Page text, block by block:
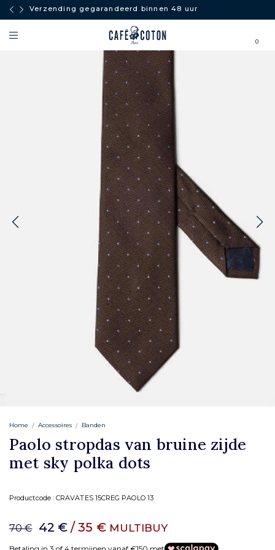
Verzending gegarandeerd binnen 48 uur
0
Home Accessoires Banden
Paolo stropdas van bruine zijde
met sky polka dots
Productcode :CRAVATES 15CREG PAOLO 13
70 € 42 €/ 35 € MULTIBUY